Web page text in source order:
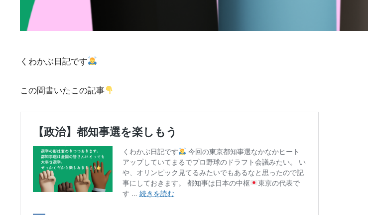
くわかぶ日記です
この間書いたこの記事